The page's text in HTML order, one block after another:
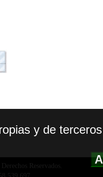
Reservados.
y de